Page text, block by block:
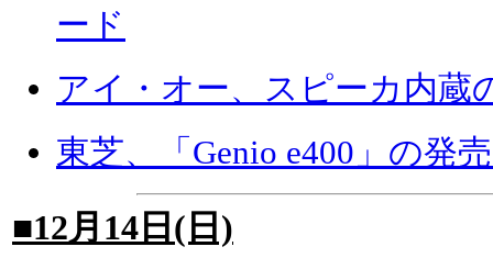
ード
アイ・オー、スピーカ内蔵
東芝、「Genio e400」の発
■12月14日(日)